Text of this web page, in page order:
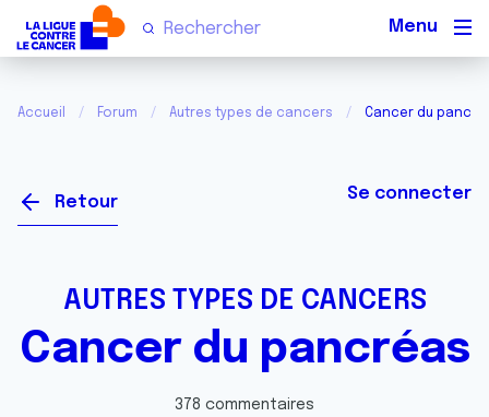
Accueil Forum Autres types de cancers Cancer du
Retour Se connecter
AUTRES TYPES DE CANCERS
Cancer du pancréas
378 commentaires